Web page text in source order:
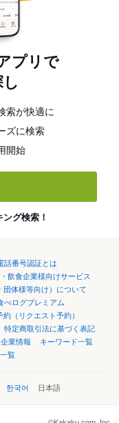
プリで
索が快適に
ズに検索
開始
グ検索！
話番号認証とは
飲食企業様向けサービス
団体様等向け）について
べログプレミアム
約（リクエスト予約）
特定商取引法に基づく表記
企業情報
キーワード一覧
覧
한국어 日本語